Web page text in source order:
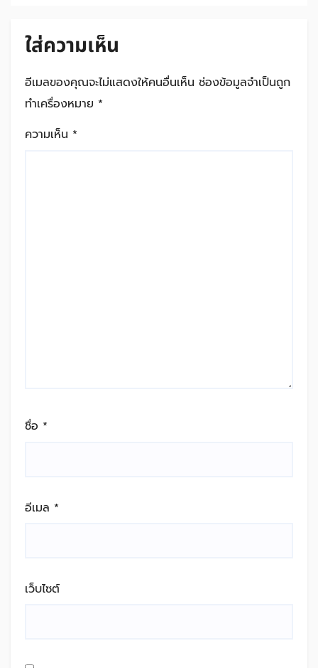
ใส่ความเห็น
อีเมลของคุณจะไม่แสดงให้คนอื่นเห็น ช่องข้อมูลจำเป็นถูก
ทำเครื่องหมาย *
ความเห็น *
ชื่อ *
อีเมล *
เว็บไซต์